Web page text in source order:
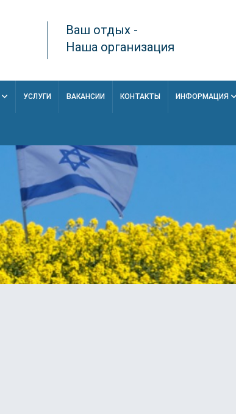
Ваш отдых -
Наша организация
УСЛУГИ ВАКАНСИИ КОНТАКТЫ ИНФОРМАЦИЯ